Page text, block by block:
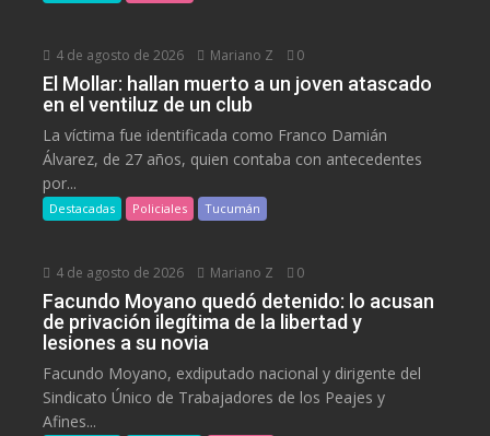
4 de agosto de 2026 Mariano Z 0
El Mollar: hallan muerto a un joven atascado
en el ventiluz de un club
La víctima fue identificada como Franco Damián
Álvarez, de 27 años, quien contaba con antecedentes
por...
Destacadas Policiales Tucumán
4 de agosto de 2026 Mariano Z 0
Facundo Moyano quedó detenido: lo acusan
de privación ilegítima de la libertad y
lesiones a su novia
Facundo Moyano, exdiputado nacional y dirigente del
Sindicato Único de Trabajadores de los Peajes y
Afines...